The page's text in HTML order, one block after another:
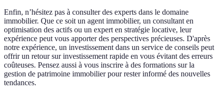
Enfin, n’hésitez pas à consulter des experts dans le domaine
immobilier. Que ce soit un agent immobilier, un consultant en
optimisation des actifs ou un expert en stratégie locative, leur
expérience peut vous apporter des perspectives précieuses. D'après
notre expérience, un investissement dans un service de conseils peut
offrir un retour sur investissement rapide en vous évitant des erreurs
coûteuses. Pensez aussi à vous inscrire à des formations sur la
gestion de patrimoine immobilier pour rester informé des nouvelles
tendances.